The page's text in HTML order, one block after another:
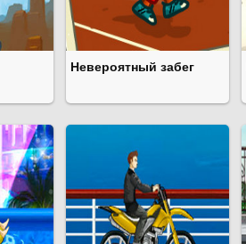
Невероятный забег